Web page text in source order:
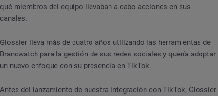
qué miembros del equipo llevaban a cabo acciones en sus
canales.
Glossier lleva más de cuatro años utilizando las herramientas de
Brandwatch para la gestión de sus redes sociales y quería adoptar
un nuevo enfoque con su presencia en TikTok.
Antes del lanzamiento de nuestra integración con TikTok, Glossier